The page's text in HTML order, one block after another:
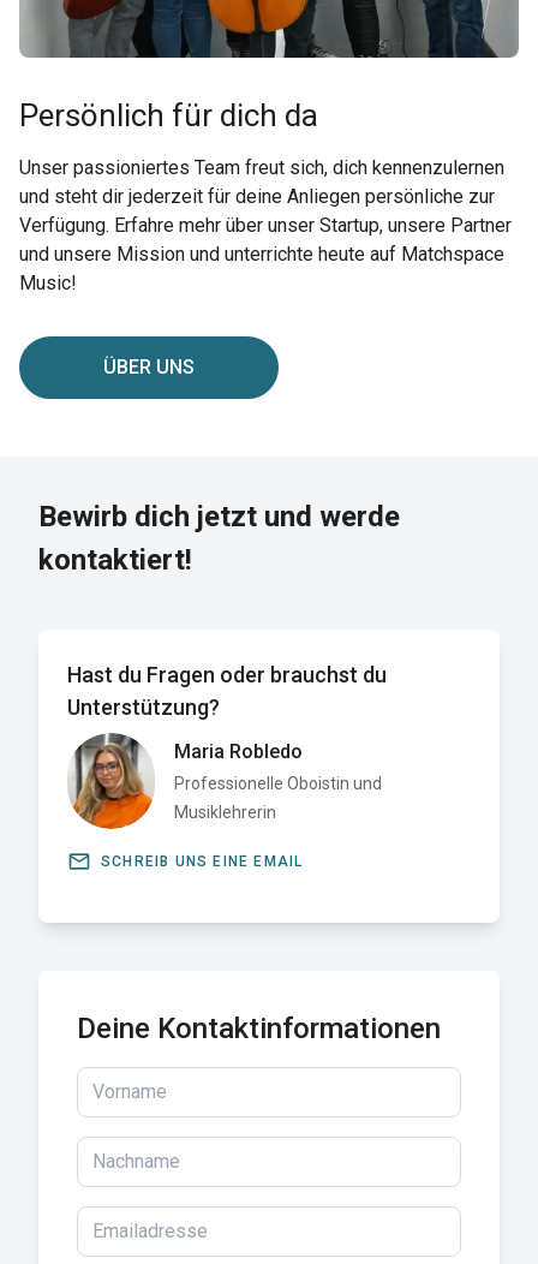
Persönlich für dich da
Unser passioniertes Team freut sich, dich kennenzulernen
und steht dir jederzeit für deine Anliegen persönliche zur
Verfügung. Erfahre mehr über unser Startup, unsere Partner
und unsere Mission und unterrichte heute auf Matchspace
Music!
ÜBER UNS
Bewirb dich jetzt und werde
kontaktiert!
Hast du Fragen oder brauchst du
Unterstützung?
Maria Robledo
Professionelle Oboistin und
Musiklehrerin
email SCHREIB UNS EINE EMAIL
Deine Kontaktinformationen